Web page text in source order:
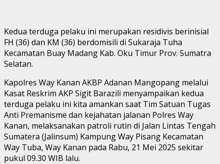
Kedua terduga pelaku ini merupakan residivis berinisial
FH (36) dan KM (36) berdomisili di Sukaraja Tuha
Kecamatan Buay Madang Kab. Oku Timur Prov. Sumatra
Selatan.
Kapolres Way Kanan AKBP Adanan Mangopang melalui
Kasat Reskrim AKP Sigit Barazili menyampaikan kedua
terduga pelaku ini kita amankan saat Tim Satuan Tugas
Anti Premanisme dan kejahatan jalanan Polres Way
Kanan, melaksanakan patroli rutin di Jalan Lintas Tengah
Sumatera (Jalinsum) Kampung Way Pisang Kecamatan
Way Tuba, Way Kanan pada Rabu, 21 Mei 2025 sekitar
pukul 09.30 WIB lalu.